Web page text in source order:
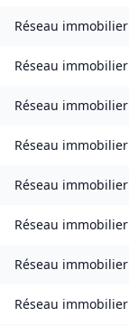
Réseau immobilier
Réseau immobilier
Réseau immobilier
Réseau immobilier
Réseau immobilier
Réseau immobilier
Réseau immobilier
Réseau immobilier